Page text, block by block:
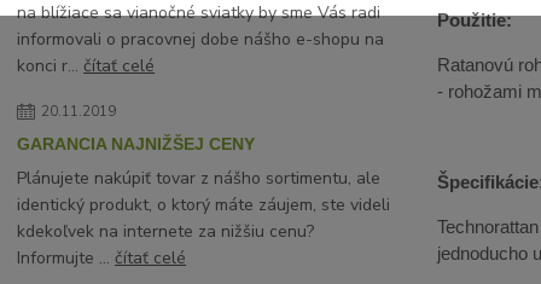
na blížiace sa vianočné sviatky by sme Vás radi
informovali o pracovnej dobe nášho e-shopu na
konci r...čítať celé
20.11.2019
GARANCIA NAJNIŽŠEJ CENY
Plánujete nakúpiť tovar z nášho sortimentu, ale
identický produkt, o ktorý máte záujem, ste videli
kdekoľvek na internete za nižšiu cenu?
Informujte ...čítať celé
Použitie:
Ratanovú
- rohožami
jednoducho